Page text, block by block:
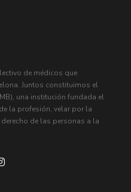
de médicos que
Juntos constituimos el
una institución fundada el
la profesión, velar por la
de las personas a la